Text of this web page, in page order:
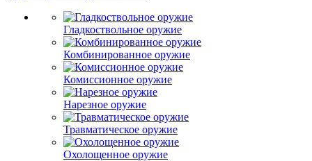
Гладкоствольное оружие
Комбинированное оружие
Комиссионное оружие
Нарезное оружие
Травматическое оружие
Охолощенное оружие